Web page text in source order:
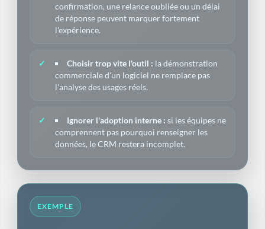
confirmation, une relance oubliée ou un délai
de réponse peuvent marquer fortement
l'expérience.
Choisir trop vite l'outil : la démonstration
commerciale d'un logiciel ne remplace pas
l'analyse des usages réels.
Ignorer l'adoption interne : si les équipes ne
comprennent pas pourquoi renseigner les
données, le CRM restera incomplet.
EXEMPLE